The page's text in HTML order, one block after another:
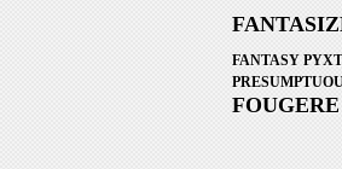
FANTASY